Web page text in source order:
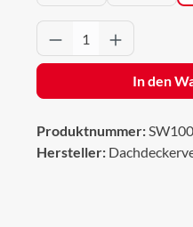
Produkt Anzahl:
In den
Produktnummer:
Hersteller: